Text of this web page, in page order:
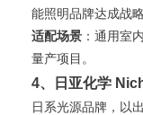
能照明品牌达成战
适配场景 ：通用室
量产项目。
4、日亚化学
日系光源品牌，以